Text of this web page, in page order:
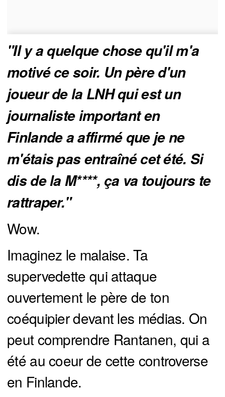
"Il y a quelque chose qu'il m'a
motivé ce soir. Un père d'un
joueur de la LNH qui est un
journaliste important en
Finlande a affirmé que je ne
m'étais pas entraîné cet été. Si
dis de la M****, ça va toujours te
rattraper."
Wow.
Imaginez le malaise. Ta
supervedette qui attaque
ouvertement le père de ton
coéquipier devant les médias. On
peut comprendre Rantanen, qui a
été au coeur de cette controverse
en Finlande.